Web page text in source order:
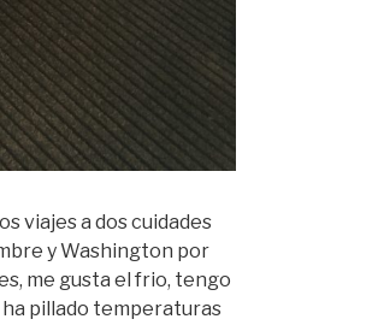
viajes a dos cuidades
y Washington por
me gusta el frio, tengo
ha pillado temperaturas